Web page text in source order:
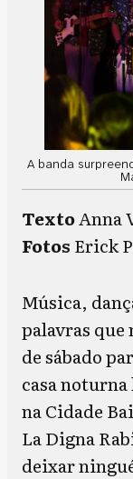
A banda
TextoAnna
Fotos Erick
Música,
palavras
de sábado
casa
na Cidade
La Digna
deixar